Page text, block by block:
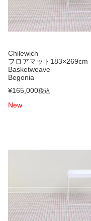
Chilewich
フロアマット183×269cm
Basketweave
Begonia
¥165,000税込
New